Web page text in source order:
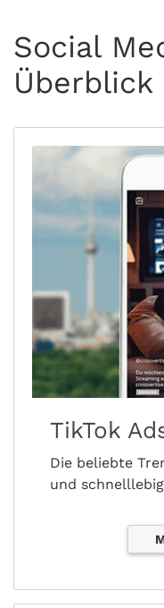
Social
Überblick
TikTok
Die beliebte
und